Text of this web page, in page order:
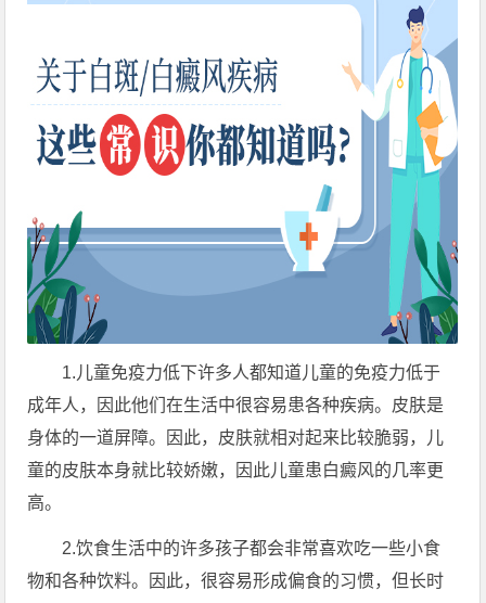
1.儿童免疫力低下许多人都知道儿童的免疫力低于
成年人，因此他们在生活中很容易患各种疾病。皮肤是
身体的一道屏障。因此，皮肤就相对起来比较脆弱，儿
童的皮肤本身就比较娇嫩，因此儿童患白癜风的几率更
高。
2.饮食生活中的许多孩子都会非常喜欢吃一些小食
物和各种饮料。因此，很容易形成偏食的习惯，但长时